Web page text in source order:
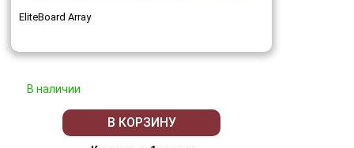
EliteBoard Array
В наличии
В КОРЗИНУ